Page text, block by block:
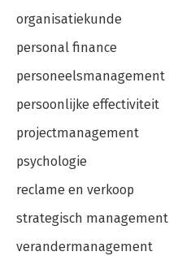
organisatiekunde
personal finance
personeelsmanagement
persoonlijke effectiviteit
projectmanagement
psychologie
reclame en verkoop
strategisch management
verandermanagement